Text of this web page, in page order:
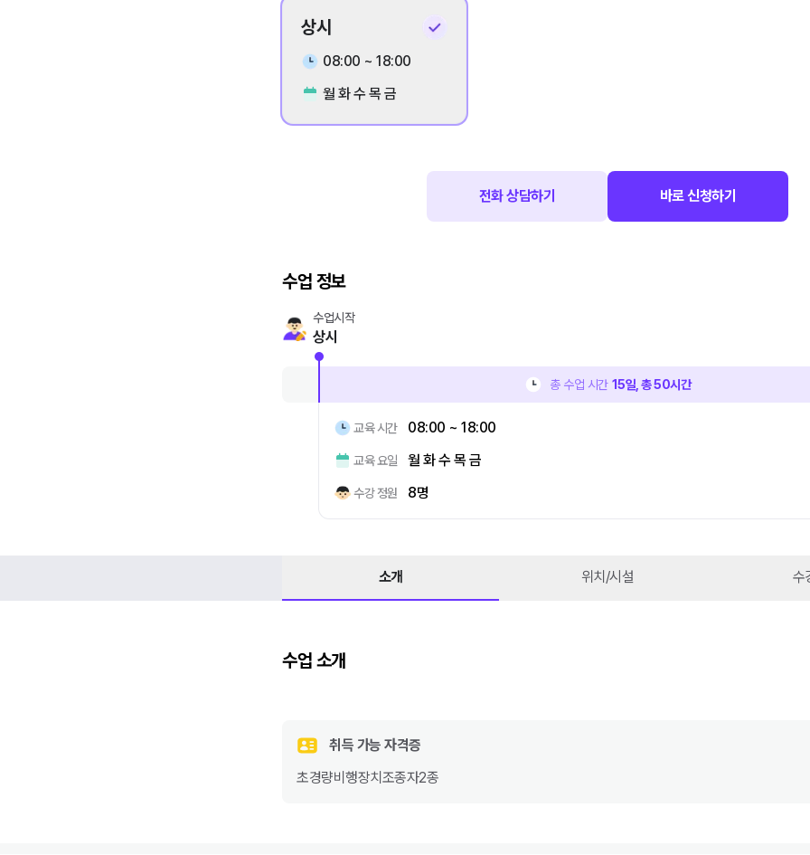
상시
08:00 ~ 18:00
월 화 수 목 금
전화 상담하기 바로 신청하기
수업 정보
수업시작
상시
총 수업 시간 15일, 총50시간
교육 시간 08:00 ~ 18:00
교육 요일 월 화 수 목 금
수강 정원 8명
소개 위치/시설 수
수업 소개
취득 가능 자격증
초경량비행장치조종자2종